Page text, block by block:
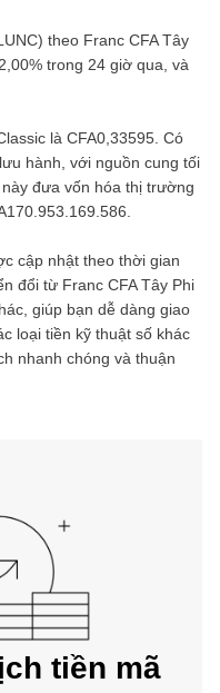
) theo Franc CFA Tây
2,00% trong 24 giờ qua, và
là CFA0,33595 . Có
hành, với nguồn cung tối
này đưa vốn hóa thị trường
cập nhật theo thời gian
đổi từ Franc CFA Tây Phi
giúp bạn dễ dàng giao
loại tiền kỹ thuật số khác
nhanh chóng và thuận
tiền mã